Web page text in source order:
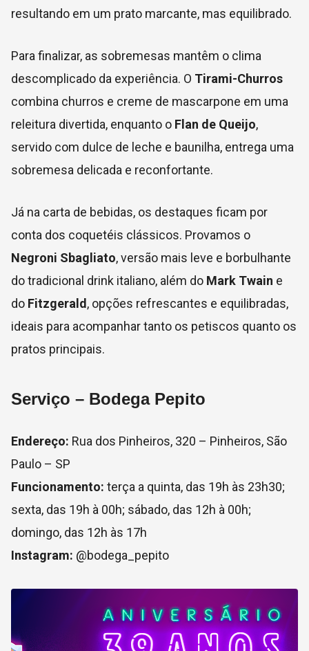
resultando em um prato marcante, mas equilibrado.
Para finalizar, as sobremesas mantêm o clima
descomplicado da experiência. O Tirami-Churros
combina churros e creme de mascarpone em uma
releitura divertida, enquanto o Flan de Queijo,
servido com dulce de leche e baunilha, entrega uma
sobremesa delicada e reconfortante.
Já na carta de bebidas, os destaques ficam por
conta dos coquetéis clássicos. Provamos o
Negroni Sbagliato, versão mais leve e borbulhante
do tradicional drink italiano, além do Mark Twain e
do Fitzgerald, opções refrescantes e equilibradas,
ideais para acompanhar tanto os petiscos quanto os
pratos principais.
Serviço – Bodega Pepito
Endereço: Rua dos Pinheiros, 320 – Pinheiros, São
Paulo – SP
Funcionamento: terça a quinta, das 19h às 23h30;
sexta, das 19h à 00h; sábado, das 12h à 00h;
domingo, das 12h às 17h
Instagram: @bodega_pepito